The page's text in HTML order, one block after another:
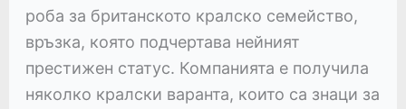
роба за британското кралско семейство,
връзка, която подчертава нейният
престижен статус. Компанията е получила
няколко кралски варанта, които са знаци за